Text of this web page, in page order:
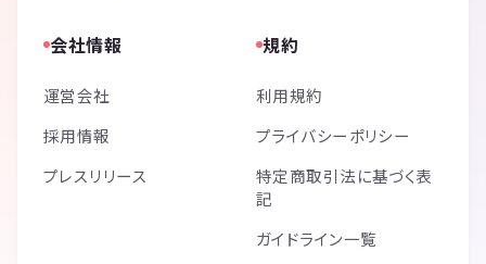
会社情報
運営会社
採用情報
プレスリリース
規約
利用規約
プライバシーポリシー
特定商取引法に基づく表
記
ガイドライン一覧